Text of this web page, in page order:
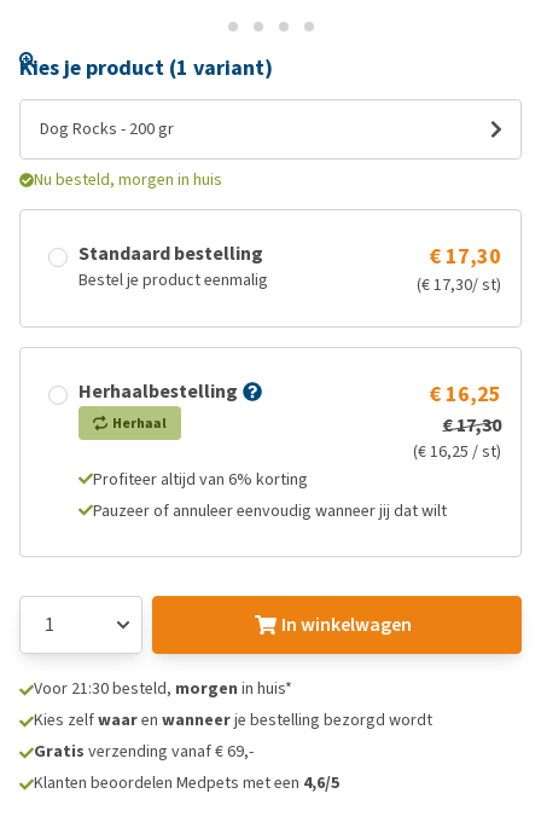
Kies je product (1 variant)
Dog Rocks - 200 gr
Nu besteld, morgen in huis
Standaard bestelling
Bestel je product eenmalig
€ 17,30
(€ 17,30/ st)
Herhaalbestelling
Herhaal
€ 16,25
€ 17,30
(€ 16,25 / st)
Profiteer altijd van 6% korting
Pauzeer of annuleer eenvoudig wanneer jij dat wilt
In winkelwagen
Voor 21:30 besteld, morgen in huis*
Kies zelfwaaren wanneerje bestelling bezorgd wordt
Gratis verzending vanaf € 69,-
Klanten beoordelen Medpets met een 4,6/5